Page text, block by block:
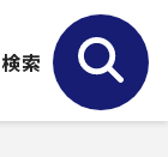
検索